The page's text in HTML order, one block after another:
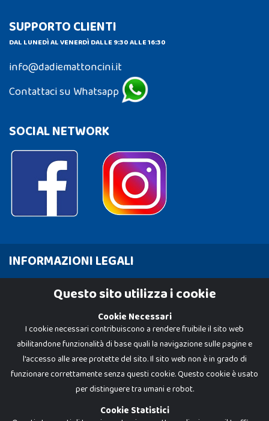
SUPPORTO CLIENTI
DAL LUNEDÌ AL VENERDÌ DALLE 9:30 ALLE 16:30
info@dadiemattoncini.it
Contattaci su Whatsapp
SOCIAL NETWORK
INFORMAZIONI LEGALI
Cookie PolicyQuesto sito utilizza i cookie
Cookie Necessari
I cookie necessari contribuiscono a rendere fruibile il sito web
abilitandone funzionalità di base quali la navigazione sulle pagine e
l'accesso alle aree protette del sito. Il sito web non è in grado di
funzionare correttamente senza questi cookie. Questo cookie è usato
per distinguere tra umani e robot.
Cookie Statistici